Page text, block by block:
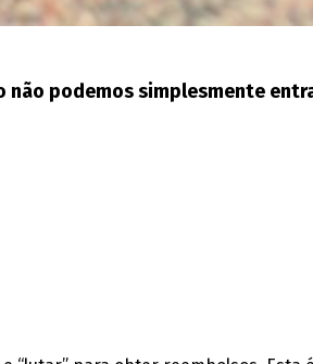
não podemos simplesmente